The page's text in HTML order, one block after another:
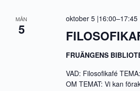
MÅN
5
oktober 5 |16:00–17:45
FRUÄNGENS
VAD: Filosofikafé
OM TEMAT: Vi kan